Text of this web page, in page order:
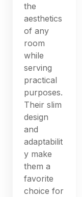
the
aesthetics
of any
room
while
serving
practical
purposes.
Their slim
design
and
adaptabilit
y make
them a
favorite
choice for